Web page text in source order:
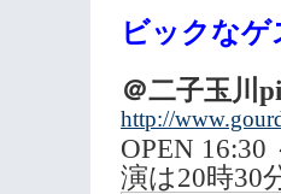
ビックなゲ
＠二子玉川
http://
OPEN
演は20時30